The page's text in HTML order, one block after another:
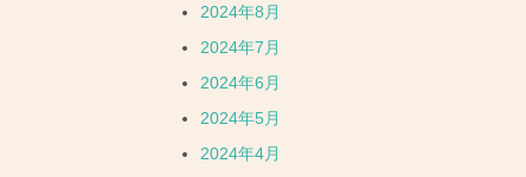
2024年8月
2024年7月
2024年6月
2024年5月
2024年4月